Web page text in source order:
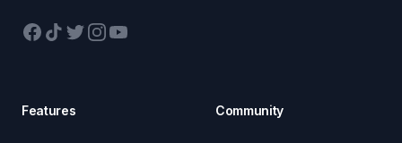
Facebook
TikTokTwitterInstagram
YouTube
Features Community